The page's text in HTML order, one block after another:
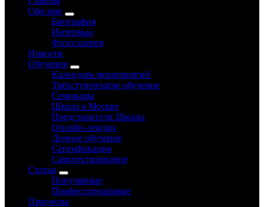
Обо мне
Биография
Интервью
Фотогалерея
Новости
Обучение
Календарь мероприятий
Трёхступенчатое обучение
Семинары
Школа в Москве
Представители Школы
Онлайн-лекции
Личное обучение
Сертификация
Самотестирование
Статьи
Популярные
Профессиональные
Прогнозы